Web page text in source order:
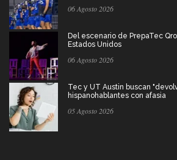
06 Agosto 2026
Del escenario de PrepaTec
Estados Unidos
06 Agosto 2026
Tec y UT Austin buscan
hispanohablantes con afasia
05 Agosto 2026